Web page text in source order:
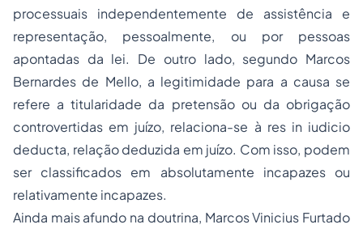
processuais independentemente de assistência e
representação, pessoalmente, ou por pessoas
apontadas da lei. De outro lado, segundo Marcos
Bernardes de Mello, a legitimidade para a causa se
refere a titularidade da pretensão ou da obrigação
controvertidas em juízo, relaciona-se à res in iudicio
deducta, relação deduzida em juízo. Com isso, podem
ser classificados em absolutamente incapazes ou
relativamente incapazes.
Ainda mais afundo na doutrina, Marcos Vinicius Furtado